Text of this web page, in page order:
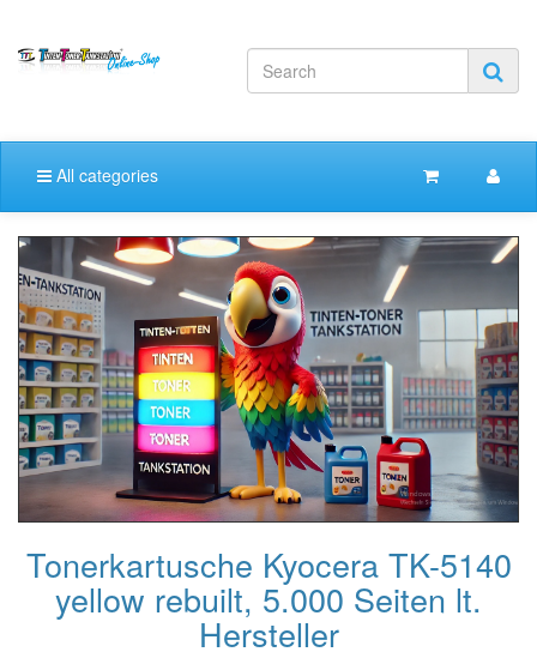
All categories
Tonerkartusche Kyocera TK-5140
yellow rebuilt, 5.000 Seiten lt.
Hersteller